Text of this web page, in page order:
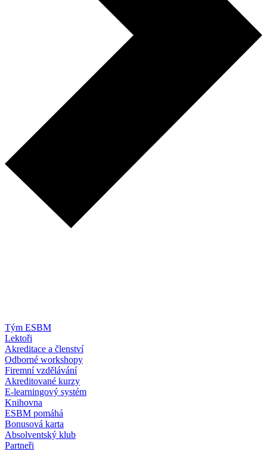
Tým ESBM
Lektoři
Akreditace a členství
Odborné workshopy
Firemní vzdělávání
Akreditované kurzy
E-learningový systém
Knihovna
ESBM pomáhá
Bonusová karta
Absolventský klub
Partneři